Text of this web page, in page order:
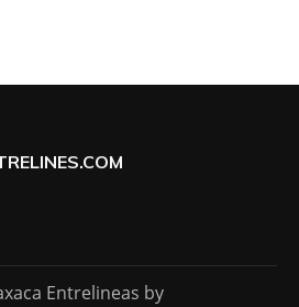
Entrelineas by